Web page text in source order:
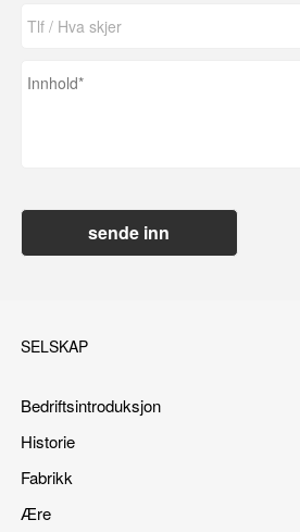
sende inn
SELSKAP
Bedriftsintroduksjon
Historie
Fabrikk
Ære